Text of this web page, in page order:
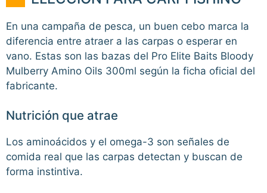
En una campaña de pesca, un buen cebo marca la
diferencia entre atraer a las carpas o esperar en
vano. Estas son las bazas del Pro Elite Baits Bloody
Mulberry Amino Oils 300ml según la ficha oficial del
fabricante.
Nutrición que atrae
Los aminoácidos y el omega-3 son señales de
comida real que las carpas detectan y buscan de
forma instintiva.